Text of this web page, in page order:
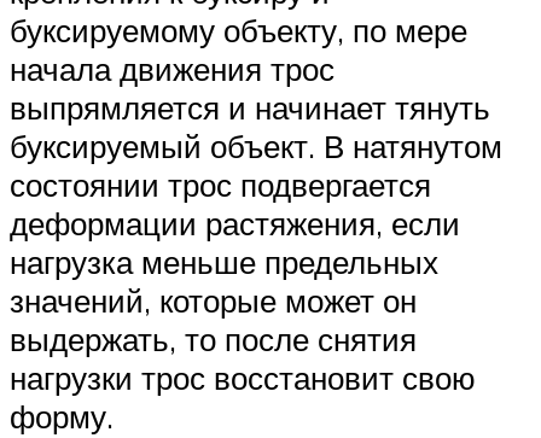
буксируемому объекту, по мере
начала движения трос
выпрямляется и начинает тянуть
буксируемый объект. В натянутом
состоянии трос подвергается
деформации растяжения, если
нагрузка меньше предельных
значений, которые может он
выдержать, то после снятия
нагрузки трос восстановит свою
форму.